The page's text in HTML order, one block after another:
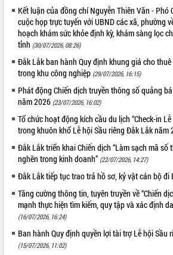
Kết luận của đồng chí Nguyễn Thiên Văn - Phó
cuộc họp trực tuyến với UBND các xã, phường
hoạch khám sức khỏe định kỳ, khám sàng lọc
tỉnh (30/07/2026, 08:26)
Đắk Lắk ban hành Quy định khung giá cho
trong khu công nghiệp (29/07/2026, 16:15)
Phát động Chiến dịch truyền thông số quảng
năm 2026 (23/07/2026, 16:02)
Tổ chức hoạt động kích cầu du lịch “Check-in
trong khuôn khổ Lễ hội Sầu riêng Đắk Lắk năm
Đắk Lắk triển khai Chiến dịch “Làm sạch mã số
nghẽn trong kinh doanh” (22/07/2026, 14:27)
Đắk Lắk tiếp tục trao trả hồ sơ, kỷ vật cán bộ đi
Tăng cường thông tin, tuyên truyền về “Chiến
mạnh thực hiện tìm kiếm, quy tập và xác định
(16/07/2026, 16:24)
Ban hành Quy định quyền lợi tài trợ Lễ hội Sầu
(15/07/2026, 11:02)